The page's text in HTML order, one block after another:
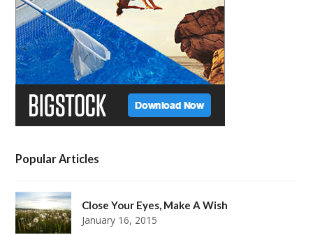
r
o
k
r
a
m
e
s
t
Popular Articles
Close Your Eyes, Make A Wish
January 16, 2015